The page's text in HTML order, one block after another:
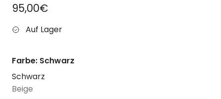
Regulärer Preis
95,00€
Auf Lager
Farbe: Schwarz
Schwarz
Beige